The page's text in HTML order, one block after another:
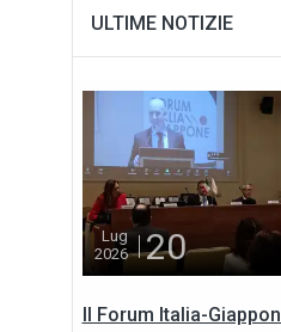
ULTIME NOTIZIE
Lug
2026
20
Il Forum Italia-